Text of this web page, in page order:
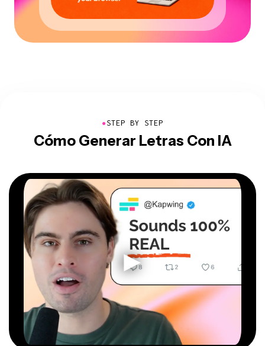
●STEP BY STEP
Cómo Generar Letras Con IA